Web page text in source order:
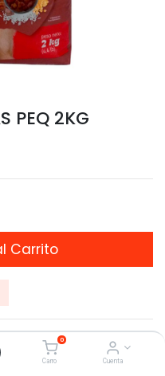
0
Carro Cuenta
PEQ 2KG
Carrito